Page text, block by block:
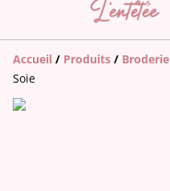
Accueil / Produits / Broderie
Soie